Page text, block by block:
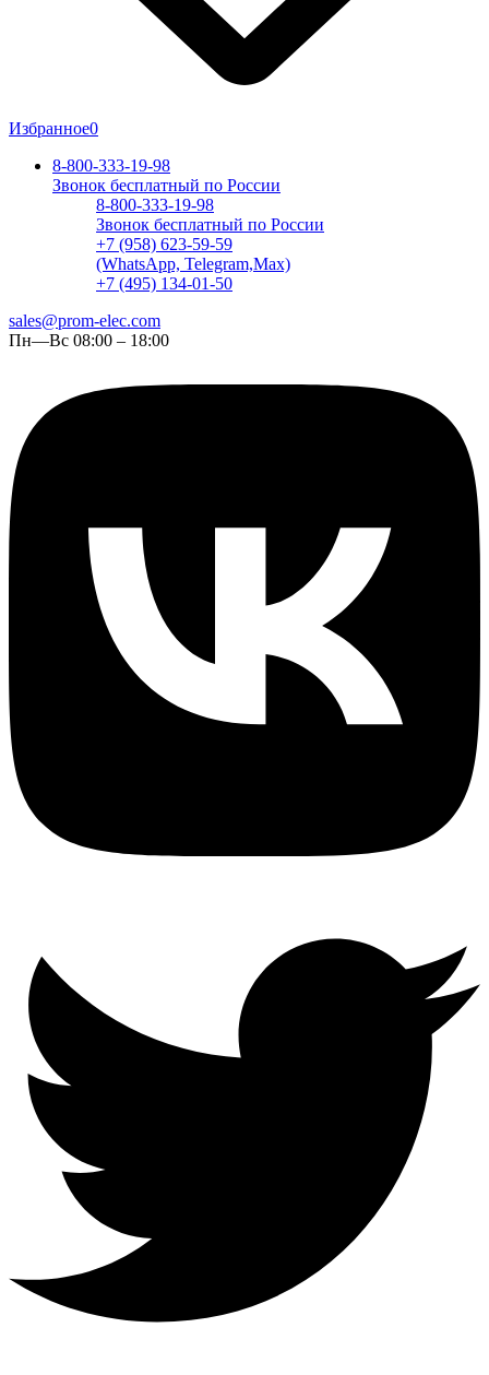
Избранное0
8-800-333-19-98
Звонок бесплатный по России
8-800-333-19-98
Звонок бесплатный по России
+7 (958) 623-59-59
(WhatsApp, Telegram,Max)
+7 (495) 134-01-50
sales@prom-elec.com
Пн—Вс 08:00 – 18:00